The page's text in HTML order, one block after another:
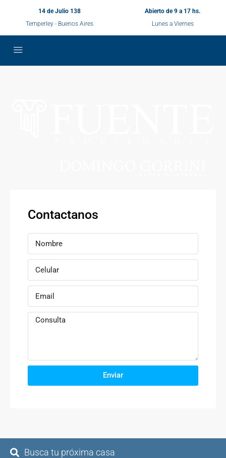
14 de Julio 138
Temperley - Buenos Aires
Abierto de 9 a 17 hs.
Lunes a Viernes
Contactanos
Enviar
Busca tu próxima casa